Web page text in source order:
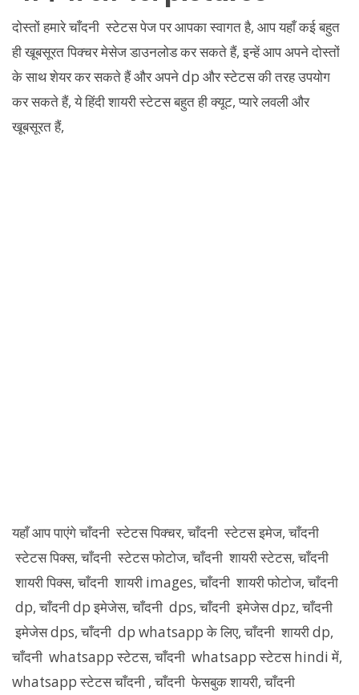
दोस्तों हमारे चाँदनी स्टेटस पेज पर आपका स्वागत है, आप यहाँ कई बहुत
ही खूबसूरत पिक्चर मेसेज डाउनलोड कर सकते हैं, इन्हें आप अपने दोस्तों
के साथ शेयर कर सकते हैं और अपने dp और स्टेटस की तरह उपयोग
कर सकते हैं, ये हिंदी शायरी स्टेटस बहुत ही क्यूट, प्यारे लवली और
खूबसूरत हैं,
यहाँ आप पाएंगे चाँदनी स्टेटस पिक्चर, चाँदनी स्टेटस इमेज, चाँदनी
स्टेटस पिक्स, चाँदनी स्टेटस फोटोज, चाँदनी शायरी स्टेटस, चाँदनी
शायरी पिक्स, चाँदनी शायरी images, चाँदनी शायरी फोटोज, चाँदनी
dp, चाँदनी dp इमेजेस, चाँदनी dps, चाँदनी इमेजेस dpz, चाँदनी
इमेजेस dps, चाँदनी dp whatsapp के लिए, चाँदनी शायरी dp,
चाँदनी whatsapp स्टेटस, चाँदनी whatsapp स्टेटस hindi में,
whatsapp स्टेटस चाँदनी , चाँदनी फेसबुक शायरी, चाँदनी